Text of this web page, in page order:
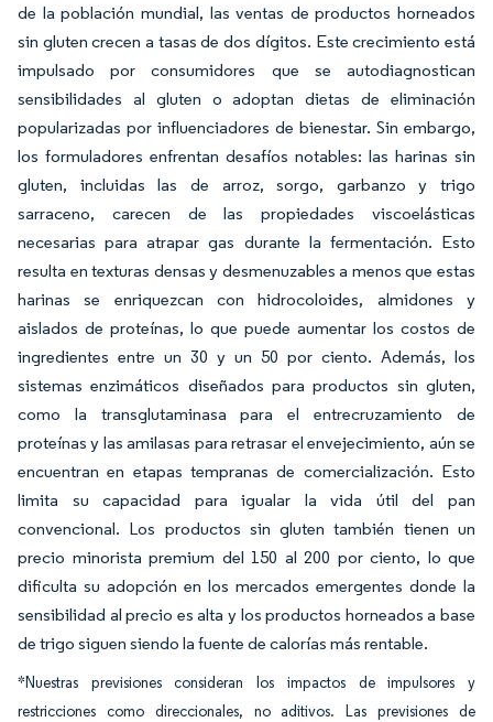
de la población mundial, las ventas de productos horneados
sin gluten crecen a tasas de dos dígitos. Este crecimiento está
impulsado por consumidores que se autodiagnostican
sensibilidades al gluten o adoptan dietas de eliminación
popularizadas por influenciadores de bienestar. Sin embargo,
los formuladores enfrentan desafíos notables: las harinas sin
gluten, incluidas las de arroz, sorgo, garbanzo y trigo
sarraceno, carecen de las propiedades viscoelásticas
necesarias para atrapar gas durante la fermentación. Esto
resulta en texturas densas y desmenuzables a menos que estas
harinas se enriquezcan con hidrocoloides, almidones y
aislados de proteínas, lo que puede aumentar los costos de
ingredientes entre un 30 y un 50 por ciento. Además, los
sistemas enzimáticos diseñados para productos sin gluten,
como la transglutaminasa para el entrecruzamiento de
proteínas y las amilasas para retrasar el envejecimiento, aún se
encuentran en etapas tempranas de comercialización. Esto
limita su capacidad para igualar la vida útil del pan
convencional. Los productos sin gluten también tienen un
precio minorista premium del 150 al 200 por ciento, lo que
dificulta su adopción en los mercados emergentes donde la
sensibilidad al precio es alta y los productos horneados a base
de trigo siguen siendo la fuente de calorías más rentable.
*Nuestras previsiones consideran los impactos de impulsores y
restricciones como direccionales, no aditivos. Las previsiones de